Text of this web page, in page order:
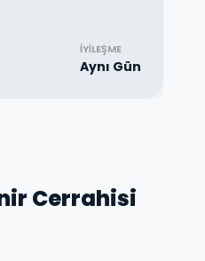
İYILEŞME
Aynı Gün
Cerrahisi